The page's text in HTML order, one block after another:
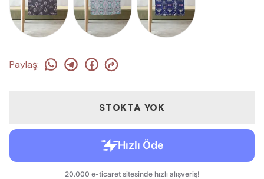
Paylaş:
STOKTA YOK